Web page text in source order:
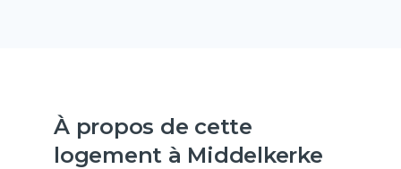
À propos de cette
logement à Middelkerke